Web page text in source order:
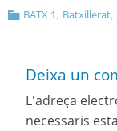
BATX 1, Batxillerat,
Deixa un
L'adreça
necessaris